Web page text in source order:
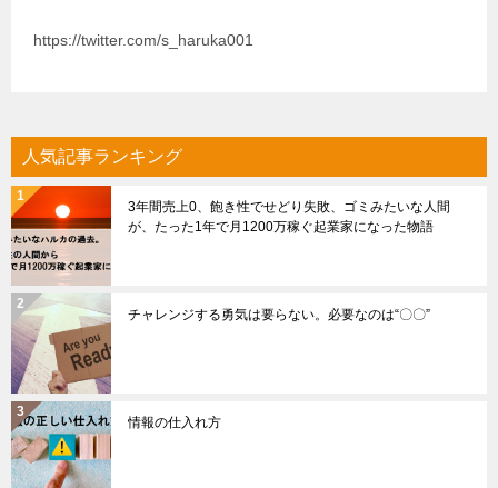
https://twitter.com/s_haruka001
人気記事ランキング
3年間売上0、飽き性でせどり失敗、ゴミみたいな人間
が、たった1年で月1200万稼ぐ起業家になった物語
チャレンジする勇気は要らない。必要なのは“〇〇”
情報の仕入れ方